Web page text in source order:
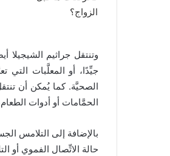
وتنتقل جراثيم الشيجيلا
جيِّدًا، أو المعلَّبات
الصحيَّة. كما يُمكن أن
الحمَّامات أو أدوات
بالإضافة إلى التلامس
حالة الاتِّصال الفموي أو